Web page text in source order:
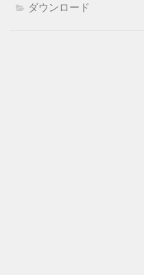
ダウンロード